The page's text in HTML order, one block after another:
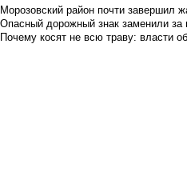
Морозовский район почти завершил
Опасный дорожный знак заменили за
Почему косят не всю траву: власти